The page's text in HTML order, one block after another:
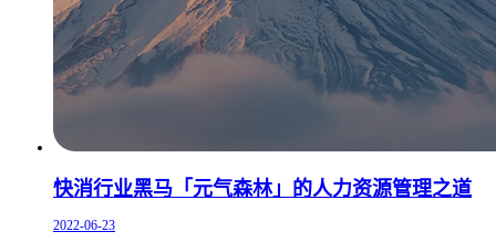
快消行业黑马「元气森林」的人力资源管理之道
2022-06-23